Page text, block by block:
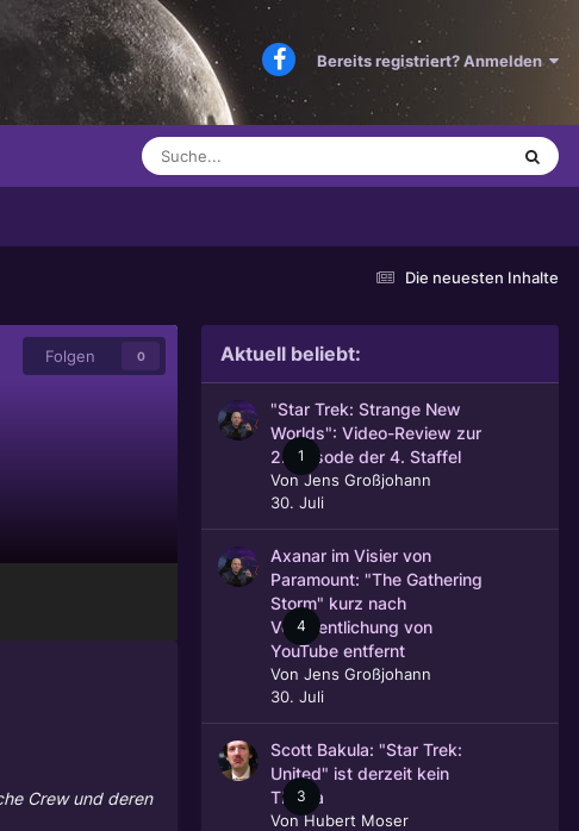
Bereits registriert? Anmelden
Die neuesten Inhalte
Folgen 0
Crew und deren
Aktuell beliebt:
1
"Star Trek: Strange New
Worlds": Video-Review zur
2. Episode der 4. Staffel
VonJens Großjohann
30. Juli
4
Axanar im Visier von
Paramount: "The Gathering
Storm" kurz nach
Veröffentlichung von
YouTube entfernt
Von Jens Großjohann
30. Juli
3
Scott Bakula: "Star Trek:
United" ist derzeit kein
Thema
VonHubert Moser